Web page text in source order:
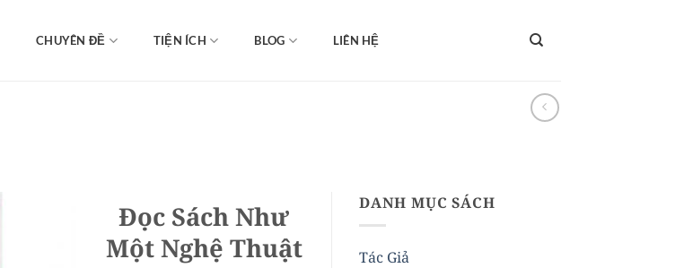
CHUYÊN ĐỀ TIỆN ÍCH BLOG LIÊN HỆ
Đọc Sách Như
Một Nghệ Thuật
DANH MỤC SÁCH
Tác Giả